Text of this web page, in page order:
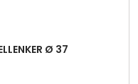
Ø 37